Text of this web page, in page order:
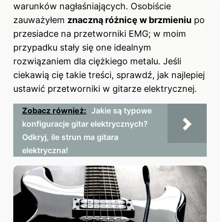
warunków nagłaśniających. Osobiście
zauważyłem znaczną różnicę w brzmieniu po
przesiadce na przetworniki EMG; w moim
przypadku stały się one idealnym
rozwiązaniem dla ciężkiego metalu. Jeśli
ciekawią cię takie treści, sprawdź, jak najlepiej
ustawić przetworniki w gitarze elektrycznej.
Zobacz również: Jakie są typowe
konfiguracje gitar elektrycznych?
Odkryj, ile strun ma gitara
elektryczna!